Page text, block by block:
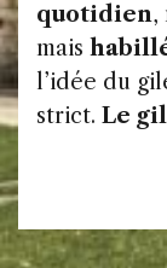
quotidien,
mais
l’idée du
strict. Le